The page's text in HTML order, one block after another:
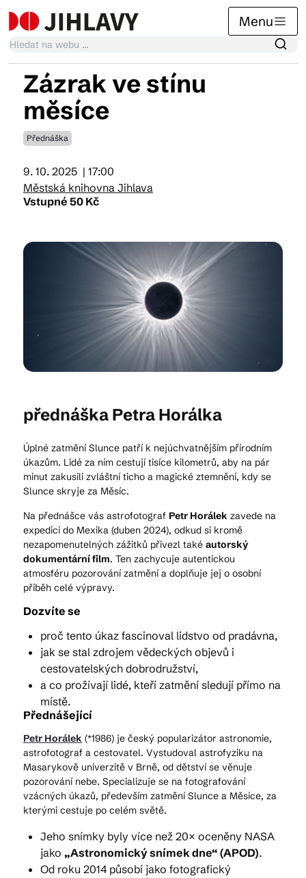
Menu
Kalendář akcí
Tradiční akce
Články
Suvenýry
CS EN DE
© 2026 Brána Jihlavy
Zázrak ve stínu
měsíce
Přednáška
9. 10. 2025 | 17:00
Městská knihovna Jihlava
Vstupné 50 Kč
přednáška Petra Horálka
Úplné zatmění Slunce patří k nejúchvatnějším přírodním
úkazům. Lidé za ním cestují tisíce kilometrů, aby na pár
minut zakusili zvláštní ticho a magické ztemnění, kdy se
Slunce skryje za Měsíc.
Na přednášce vás astrofotograf Petr Horálek zavede na
expedici do Mexika (duben 2024), odkud si kromě
nezapomenutelných zážitků přivezl také autorský
dokumentární film. Ten zachycuje autentickou
atmosféru pozorování zatmění a doplňuje jej o osobní
příběh celé výpravy.
Dozvíte se
proč tento úkaz fascinoval lidstvo od pradávna,
jak se stal zdrojem vědeckých objevů i
cestovatelských dobrodružství,
a co prožívají lidé, kteří zatmění sledují přímo na
místě.
Přednášející
Petr Horálek (*1986) je český popularizátor astronomie,
astrofotograf a cestovatel. Vystudoval astrofyziku na
Masarykově univerzitě v Brně, od dětství se věnuje
pozorování nebe. Specializuje se na fotografování
vzácných úkazů, především zatmění Slunce a Měsíce, za
kterými cestuje po celém světě.
Jeho snímky byly více než 20× oceněny NASA
jako „Astronomický snímek dne“ (APOD).
Od roku 2014 působí jako fotografický